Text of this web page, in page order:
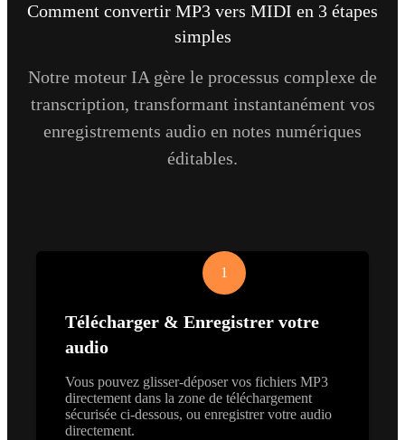
Comment convertir MP3 vers MIDI en 3 étapes
simples
Notre moteur IA gère le processus complexe de
transcription, transformant instantanément vos
enregistrements audio en notes numériques
éditables.
1
Télécharger & Enregistrer votre
audio
Vous pouvez glisser-déposer vos fichiers MP3
directement dans la zone de téléchargement
sécurisée ci-dessous, ou enregistrer votre audio
directement.